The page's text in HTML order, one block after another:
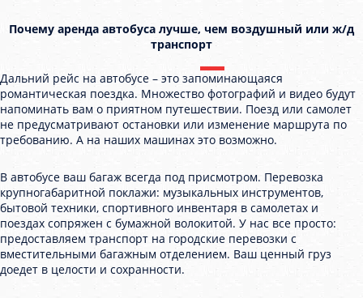
Почему аренда автобуса лучше, чем воздушный или ж/д
транспорт
Дальний рейс на автобусе – это запоминающаяся
романтическая поездка. Множество фотографий и видео будут
напоминать вам о приятном путешествии. Поезд или самолет
не предусматривают остановки или изменение маршрута по
требованию. А на наших машинах это возможно.
В автобусе ваш багаж всегда под присмотром. Перевозка
крупногабаритной поклажи: музыкальных инструментов,
бытовой техники, спортивного инвентаря в самолетах и
поездах сопряжен с бумажной волокитой. У нас все просто:
предоставляем транспорт на городские перевозки с
вместительными багажным отделением. Ваш ценный груз
доедет в целости и сохранности.